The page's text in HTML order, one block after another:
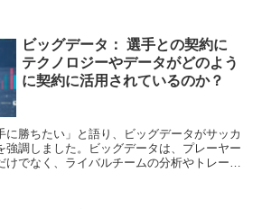
いやすいモバイルアプリで最大限の利用を可
フットサルに特化したカスタマイズも可能
度など、フットサルに必要なメトリックスも
ビッグデータ： 選手との契約に
テクノロジーやデータがどのよう
に契約に活用されているのか？
に勝ちたい」と語り、ビッグデータがサッカ
強調しました。ビッグデータは、プレーヤー
でなく、ライバルチームの分析やトレーニ